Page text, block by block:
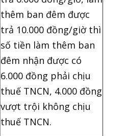
thêm ban đêm được
trả 10.000 đồng/giờ thì
số tiền làm thêm ban
đêm nhận được có
6.000 đồng phải chịu
thuế TNCN, 4.000 đồng
vượt trội không chịu
thuế TNCN.